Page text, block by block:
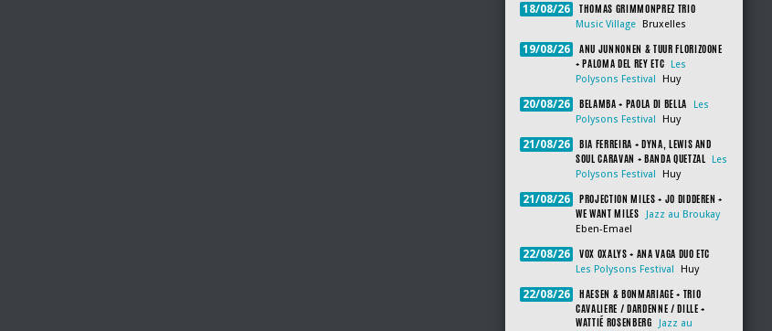
18/08/26 THOMAS GRIMMONPREZ TRIO
Music Village Bruxelles
19/08/26
ANU JUNNONEN & TUUR FLORIZOONE
+ PALOMA DEL REY ETC
Les
Polysons Festival
Huy
20/08/26 BELAMBA + PAOLA DI BELLA
Les
Polysons Festival
Huy
21/08/26
BIA FERREIRA + DYNA, LEWIS AND
SOUL CARAVAN + BANDA QUETZAL
Les
Polysons Festival
Huy
21/08/26
PROJECTION MILES + JO DIDDEREN +
WE WANT MILES
Jazz au Broukay
Eben-Emael
22/08/26 VOX OXALYS + ANA VAGA DUO ETC
Les Polysons Festival Huy
22/08/26
HAESEN & BONMARIAGE + TRIO
CAVALIERE / DARDENNE / DILLE +
WATTIÉ ROSENBERG
Jazz au